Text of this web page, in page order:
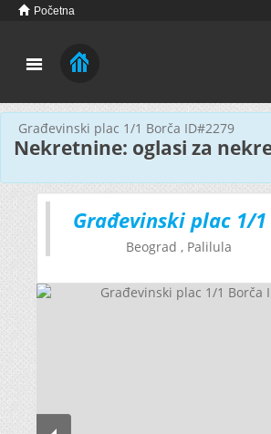
Početna
Nekretnine: oglasi za
Građevinski plac 1/1 Borča ID#2279
Građevinski plac 1/
Beograd , Palilula